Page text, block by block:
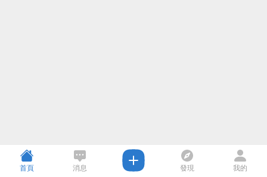
首頁 消息 發現 我的